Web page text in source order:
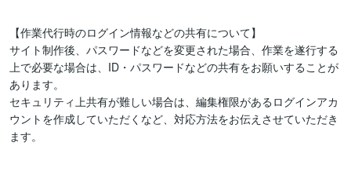
【作業代行時のログイン情報などの共有について】
サイト制作後、パスワードなどを変更された場合、作業を遂行する
上で必要な場合は、ID・パスワードなどの共有をお願いすることが
あります。
セキュリティ上共有が難しい場合は、編集権限があるログインアカ
ウントを作成していただくなど、対応方法をお伝えさせていただき
ます。